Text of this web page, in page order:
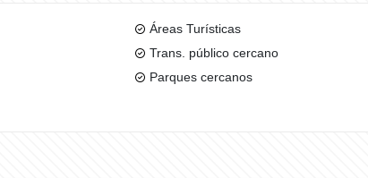
Áreas Turísticas
Trans. público cercano
Parques cercanos